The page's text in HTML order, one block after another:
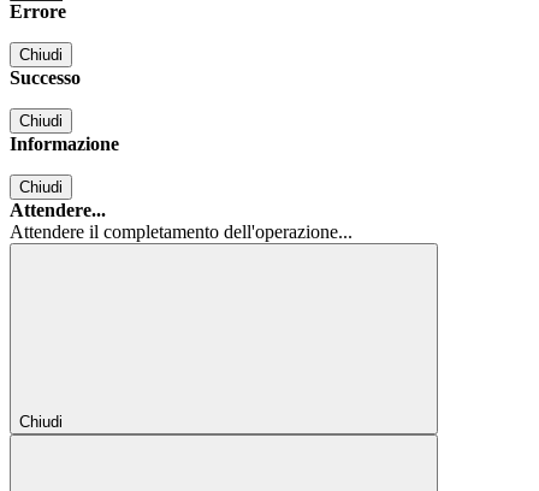
Errore
Chiudi
Successo
Chiudi
Informazione
Chiudi
Attendere...
Attendere il completamento dell'operazione...
Chiudi